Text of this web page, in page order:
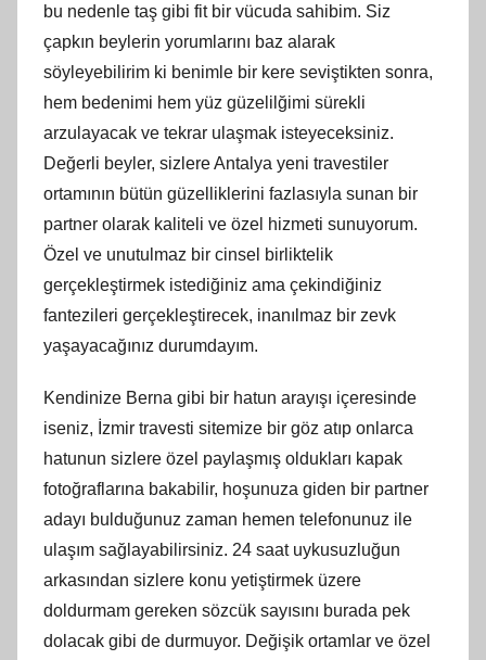
bu nedenle taş gibi fit bir vücuda sahibim. Siz
çapkın beylerin yorumlarını baz alarak
söyleyebilirim ki benimle bir kere seviştikten sonra,
hem bedenimi hem yüz güzelilğimi sürekli
arzulayacak ve tekrar ulaşmak isteyeceksiniz.
Değerli beyler, sizlere Antalya yeni travestiler
ortamının bütün güzelliklerini fazlasıyla sunan bir
partner olarak kaliteli ve özel hizmeti sunuyorum.
Özel ve unutulmaz bir cinsel birliktelik
gerçekleştirmek istediğiniz ama çekindiğiniz
fantezileri gerçekleştirecek, inanılmaz bir zevk
yaşayacağınız durumdayım.
Kendinize Berna gibi bir hatun arayışı içeresinde
iseniz, İzmir travesti sitemize bir göz atıp onlarca
hatunun sizlere özel paylaşmış oldukları kapak
fotoğraflarına bakabilir, hoşunuza giden bir partner
adayı bulduğunuz zaman hemen telefonunuz ile
ulaşım sağlayabilirsiniz. 24 saat uykusuzluğun
arkasından sizlere konu yetiştirmek üzere
doldurmam gereken sözcük sayısını burada pek
dolacak gibi de durmuyor. Değişik ortamlar ve özel